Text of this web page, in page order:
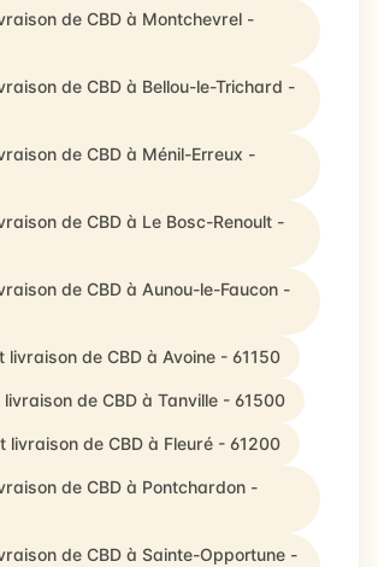
de CBD à Montchevrel -
de CBD à Bellou-le-Trichard -
de CBD à Ménil-Erreux -
de CBD à Le Bosc-Renoult -
de CBD à Aunou-le-Faucon -
livraison de CBD à Avoine - 61150
de CBD à Tanville - 61500
livraison de CBD à Fleuré - 61200
de CBD à Pontchardon -
de CBD à Sainte-Opportune -